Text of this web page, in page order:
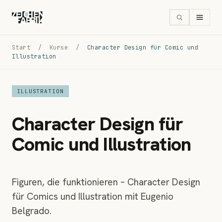
Start / Kurse /
Character Design für Comic und
Illustration
ILLUSTRATION
Character Design für
Comic und Illustration
Figuren, die funktionieren – Character Design
für Comics und Illustration mit Eugenio
Belgrado.